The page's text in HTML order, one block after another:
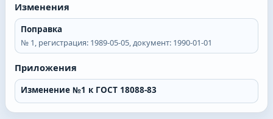
Изменения
Поправка
№ 1, регистрация: 1989-05-05, документ: 1990-01-01
Приложения
Изменение №1 к ГОСТ 18088-83